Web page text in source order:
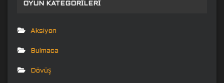
OYUN KATEGORILERI
Aksiyon
Bulmaca
Dövüş